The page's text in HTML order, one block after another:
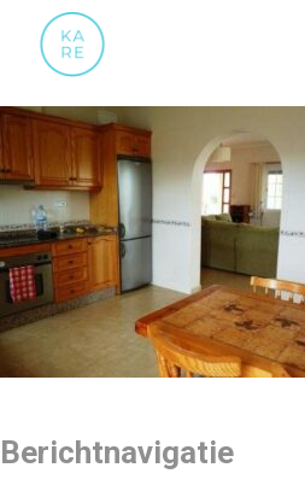
22 MET EETHOEK
Berichtnavigatie